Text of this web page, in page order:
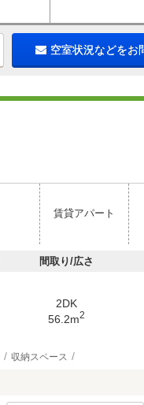
空室状況などをお
賃貸アパート
間取り/広さ
2DK
56.2m2
収納スペース